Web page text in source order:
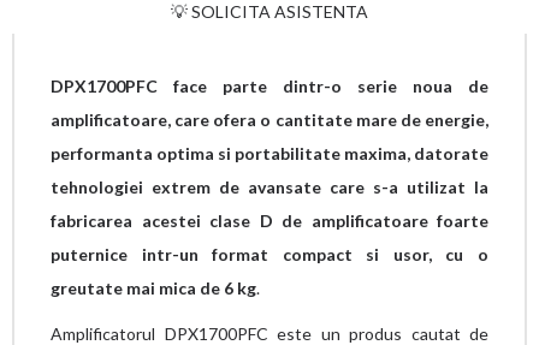
💡 SOLICITA ASISTENTA
DPX1700PFC face parte dintr-o serie noua de
amplificatoare, care ofera o cantitate mare de energie,
performanta optima si portabilitate maxima, datorate
tehnologiei extrem de avansate care s-a utilizat la
fabricarea acestei clase D de amplificatoare foarte
puternice intr-un format compact si usor, cu o
greutate mai mica de 6 kg.
Amplificatorul DPX1700PFC este un produs cautat de